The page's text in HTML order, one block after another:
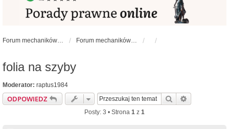
Forum mechaników samochodowych - forum-mechaniczne.pl Forum mechaników samochodowych
folia na szyby
Moderator: raptus1984
ODPOWIEDZ Szukaj
Posty: 3 • Strona 1 z 1